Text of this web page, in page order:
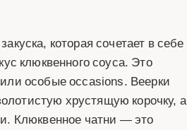
которая сочетает в себе
клюквенного соуса. Это
особые occasions. Веерки
хрустящую корочку, а
Клюквенное чатни — это